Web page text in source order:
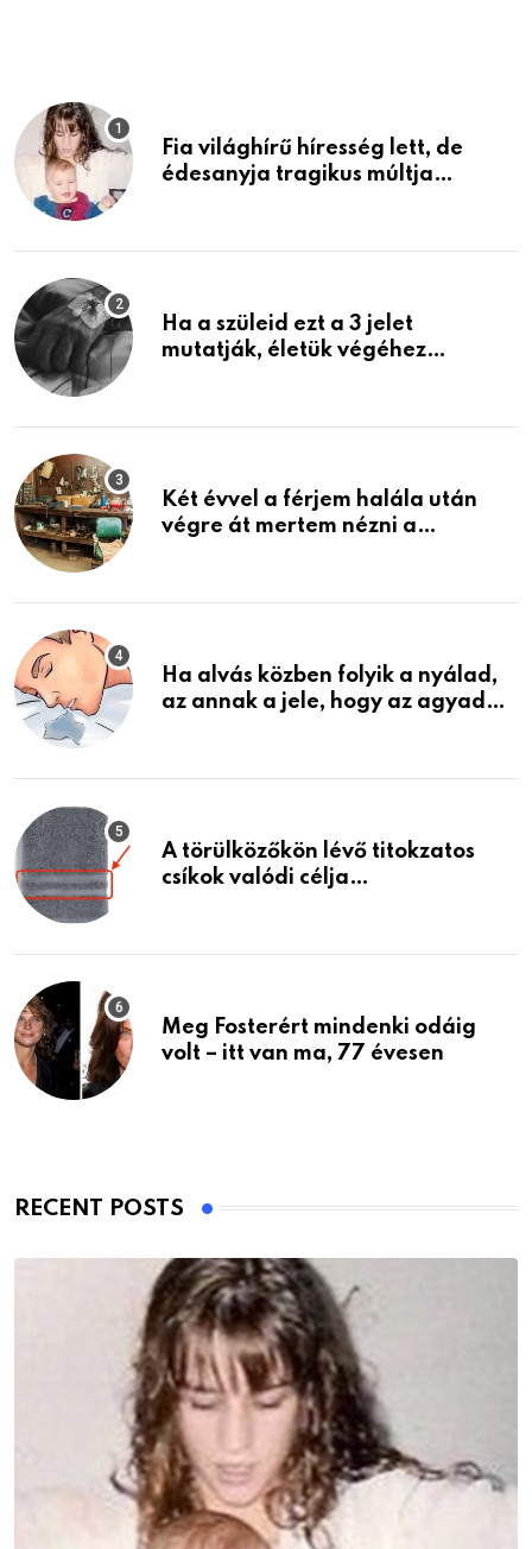
Fia világhírű híresség lett, de
édesanyja tragikus múltja
Ha a szüleid ezt a 3 jelet
mutatják, életük végéhez
Két évvel a férjem halála után
végre át mertem nézni a
életemet
Ha alvás közben folyik a nyálad,
az annak a jele, hogy az agyad…
A törülközőkön lévő titokzatos
csíkok valódi célja…
Meg Fosterért mindenki odáig
volt – itt van ma, 77 évesen
RECENT POSTS